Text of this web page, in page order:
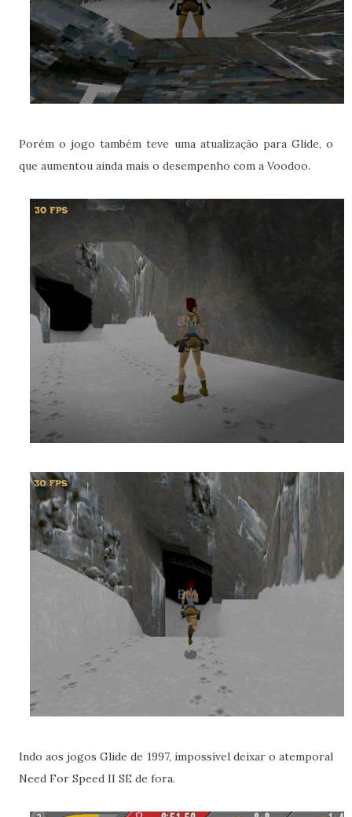
Porém o jogo também teve uma atualização para Glide, o
que aumentou ainda mais o desempenho com a Voodoo.
Indo aos jogos Glide de 1997, impossível deixar o atemporal
Need For Speed II SE de fora.